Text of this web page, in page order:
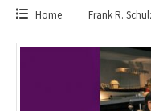
Home Frank R.